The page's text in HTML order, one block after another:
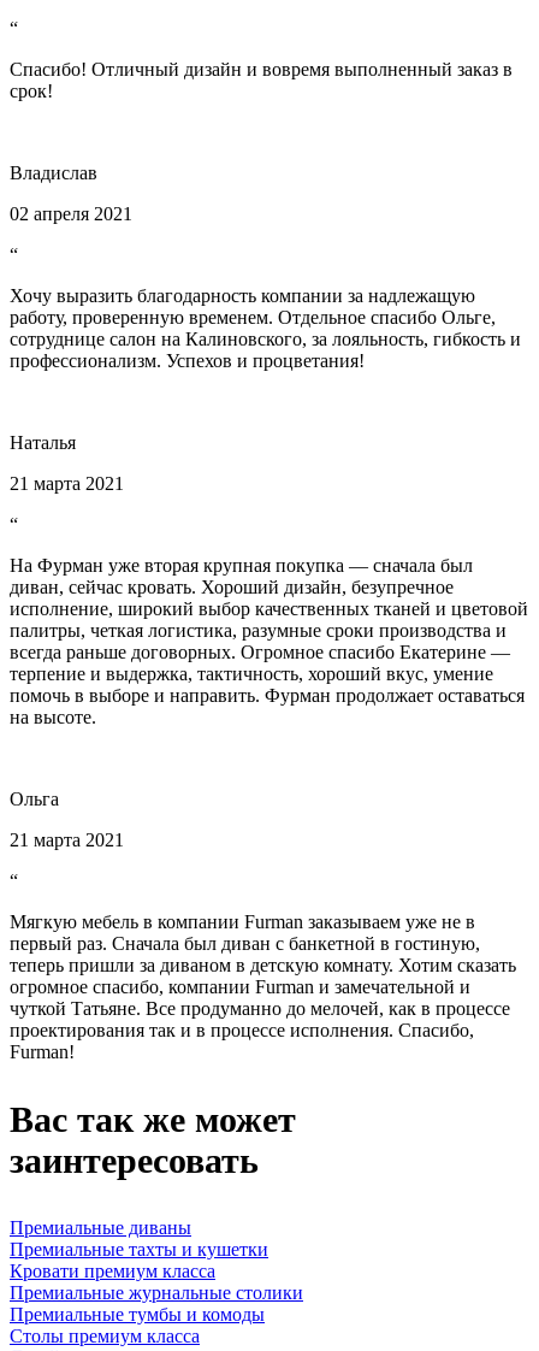
“
Спасибо! Отличный дизайн и вовремя выполненный заказ в
срок!
Владислав
02 апреля 2021
“
Хочу выразить благодарность компании за надлежащую
работу, проверенную временем. Отдельное спасибо Ольге,
сотруднице салон на Калиновского, за лояльность, гибкость и
профессионализм. Успехов и процветания!
Наталья
21 марта 2021
“
На Фурман уже вторая крупная покупка — сначала был
диван, сейчас кровать. Хороший дизайн, безупречное
исполнение, широкий выбор качественных тканей и цветовой
палитры, четкая логистика, разумные сроки производства и
всегда раньше договорных. Огромное спасибо Екатерине —
терпение и выдержка, тактичность, хороший вкус, умение
помочь в выборе и направить. Фурман продолжает оставаться
на высоте.
Ольга
21 марта 2021
“
Мягкую мебель в компании Furman заказываем уже не в
первый раз. Сначала был диван с банкетной в гостиную,
теперь пришли за диваном в детскую комнату. Хотим сказать
огромное спасибо, компании Furman и замечательной и
чуткой Татьяне. Все продуманно до мелочей, как в процессе
проектирования так и в процессе исполнения. Спасибо,
Furman!
Вас так же может
заинтересовать
Премиальные диваны
Премиальные тахты и кушетки
Кровати премиум класса
Премиальные журнальные столики
Премиальные тумбы и комоды
Столы премиум класса